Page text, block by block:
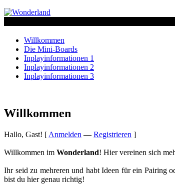
Willkommen
Die Mini-Boards
Inplayinformationen 1
Inplayinformationen 2
Inplayinformationen 3
Willkommen
Hallo, Gast! [ Anmelden — Registrieren ]
Willkommen im Wonderland! Hier vereinen sich
Ihr seid zu mehreren und habt Ideen für ein Pairing
bist du hier genau richtig!